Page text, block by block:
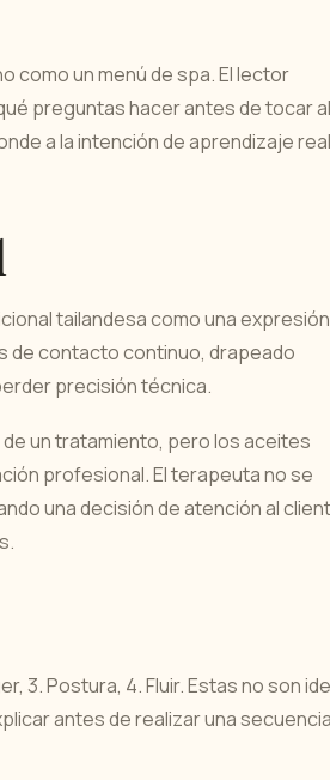
como un menú de spa. El lector
preguntas hacer antes de tocar al
a la intención de aprendizaje real
tailandesa como una
de contacto continuo, drapeado
precisión técnica.
un tratamiento, pero los aceites
profesional. El terapeuta no se
una decisión de atención al
3. Postura, 4. Fluir. Estas no son
antes de realizar una